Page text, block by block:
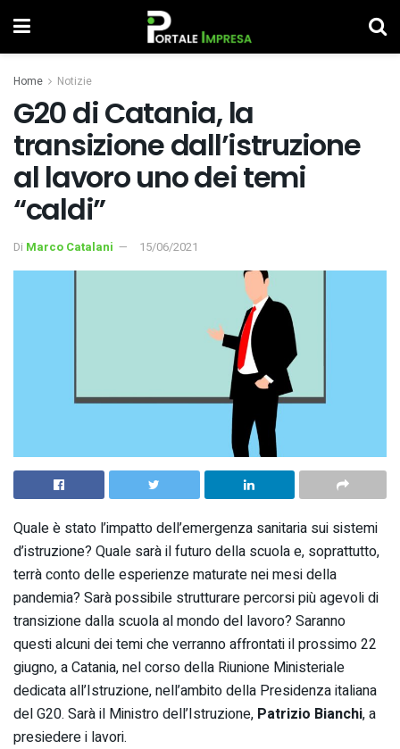
Home Notizie
G20 di Catania, la
transizione dall’istruzione
al lavoro uno dei temi
“caldi”
Di Marco Catalani 15/06/2021
Quale è stato l’impatto dell’emergenza sanitaria sui sistemi
d’istruzione? Quale sarà il futuro della scuola e, soprattutto,
terrà conto delle esperienze maturate nei mesi della
pandemia? Sarà possibile strutturare percorsi più agevoli di
transizione dalla scuola al mondo del lavoro? Saranno
questi alcuni dei temi che verranno affrontati il prossimo 22
giugno, a Catania, nel corso della Riunione Ministeriale
dedicata all’Istruzione, nell’ambito della Presidenza italiana
del G20. Sarà il Ministro dell’Istruzione, Patrizio Bianchi, a
presiedere i lavori.